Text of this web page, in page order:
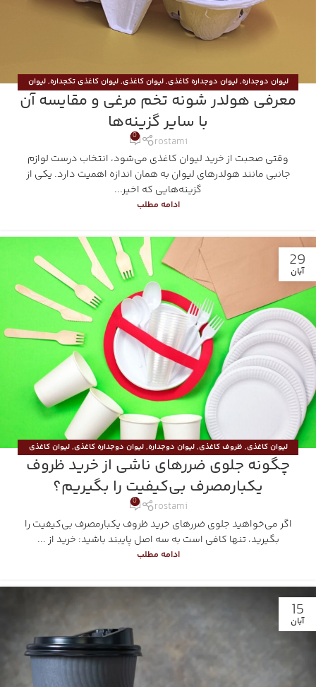
لیوان دوجداره,لیوان دوجداره کاغذی,لیوان کاغذی,لیوان کاغذی تکجداره,لیوان
کاغذی دوجداره,هولدر بیرون بر
معرفی هولدر شونه تخم مرغی و مقایسه آن
با سایر گزینه‌ها
rostami
0
وقتی صحبت از خرید لیوان کاغذی می‌شود، انتخاب درست لوازم
جانبی مانند هولدرهای لیوان به همان اندازه اهمیت دارد. یکی از
گزینه‌هایی که اخیر...
ادامه مطلب
29
آبان
لیوان کاغذی, ظروف کاغذی,لیوان دوجداره,لیوان دوجداره کاغذی,لیوان کاغذی
تکجداره ,لیوان کاغذی دوجداره,هولدر بیرون بر
چگونه جلوی ضررهای ناشی از خرید ظروف
یکبارمصرف بی‌کیفیت را بگیریم؟
rostami
0
اگر می‌خواهید جلوی ضررهای خرید ظروف یکبارمصرف بی‌کیفیت را
بگیرید، تنها کافی است به سه اصل پایبند باشید: خرید از ...
ادامه مطلب
15
آبان